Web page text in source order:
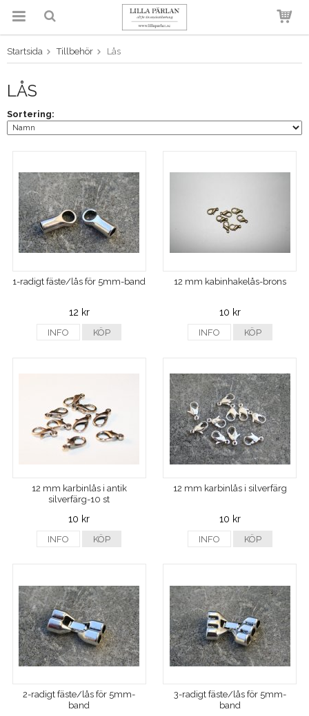
Produkten har blivit tillagd i
varukorgen
Startsida Tillbehör Lås
LÅS
Sortering:
1-radigt fäste/lås för 5mm-band
12 kr
INFO KÖP
12 mm kabinhakelås-brons
10 kr
INFO KÖP
12 mm karbinlås i antik
silverfärg-10 st
10 kr
INFO KÖP
12 mm karbinlås i silverfärg
10 kr
INFO KÖP
2-radigt fäste/lås för 5mm-
band
3-radigt fäste/lås för 5mm-
band